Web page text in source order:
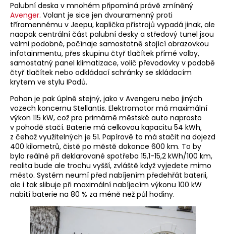
Palubní deska v mnohém připomíná právě zmíněný
Avenger. Volant je sice jen dvouramenný proti
tříramennému v Jeepu, kaplička přístrojů vypadá jinak, ale
naopak centrální část palubní desky a středový tunel jsou
velmi podobné, počínaje samostatně stojící obrazovkou
infotainmentu, přes skupinu čtyř tlačítek přímé volby,
samostatný panel klimatizace, volič převodovky v podobě
čtyř tlačítek nebo odkládací schránky se skládacím
krytem ve stylu IPadů.
Pohon je pak úplně stejný, jako v Avengeru nebo jiných
vozech koncernu Stellantis. Elektromotor má maximální
výkon 115 kW, což pro primárně městské auto naprosto
v pohodě stačí. Baterie má celkovou kapacitu 54 kWh,
z čehož využitelných je 51. Papírově to má stačit na dojezd
400 kilometrů, čistě po městě dokonce 600 km. To by
bylo reálné při deklarované spotřeba 15,1-15,2 kWh/100 km,
realita bude ale trochu vyšší, zvláště když vyjedete mimo
město. Systém neumí před nabíjením předehřát baterii,
ale i tak slibuje při maximální nabíjecím výkonu 100 kW
nabití baterie na 80 % za méně než půl hodiny.